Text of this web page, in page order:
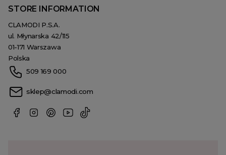
STORE INFORMATION
CLAMODI P.S.A.
ul. Młynarska 42/115
01-171 Warszawa
Polska
509 169 000
sklep@clamodi.com